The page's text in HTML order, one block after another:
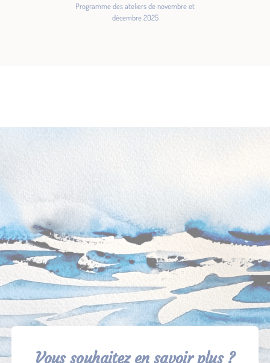
Programme des ateliers de novembre et
décembre 2025
Vous souhaitez en savoir plus ?